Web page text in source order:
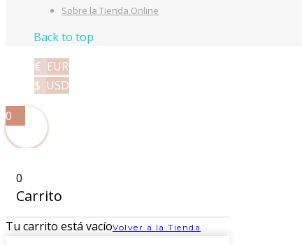
Sobre la Tienda Online
Back to top
€ EUR
$ USD
0
0
Carrito
Tu carrito está vacíoVolver a la Tienda